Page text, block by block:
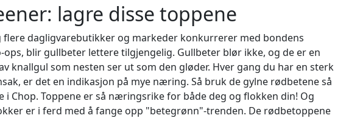
lagre disse toppene
flere dagligvarebutikker og markeder konkurrerer med bondens
ops, blir gullbeter lettere tilgjengelig. Gullbeter blør ikke, og de er en
knallgul som nesten ser ut som den gløder. Hver gang du har en sterk
er det en indikasjon på mye næring. Så bruk de gylne rødbetene så
i Chop. Toppene er så næringsrike for både deg og flokken din! Og
er i ferd med å fange opp "betegrønn"-trenden. De rødbetoppene